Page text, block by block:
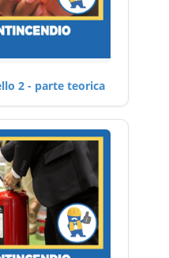
2 - parte teorica